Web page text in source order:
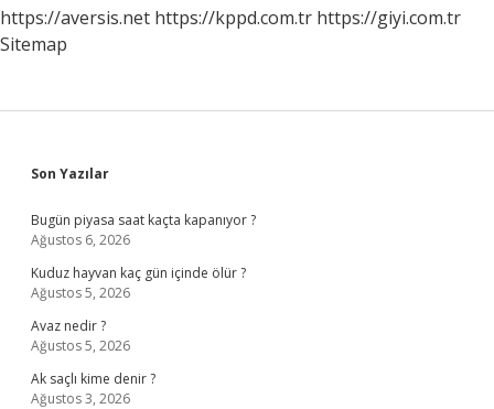
https://aversis.net https://kppd.com.tr https://giyi.com.tr
Sitemap
Sidebar
Son Yazılar
Bugün piyasa saat kaçta kapanıyor ?
Ağustos 6, 2026
Kuduz hayvan kaç gün içinde ölür ?
Ağustos 5, 2026
Avaz nedir ?
Ağustos 5, 2026
Ak saçlı kime denir ?
Ağustos 3, 2026